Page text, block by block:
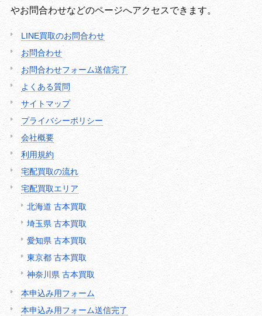
やお問合わせなどのページへアクセスできます。
LINE買取のお問合わせ
お問合わせ
お問合わせフォーム送信完了
よくある質問
サイトマップ
プライバシーポリシー
会社概要
利用規約
宅配買取の流れ
宅配買取エリア
北海道 古本買取
埼玉県 古本買取
愛知県 古本買取
東京都 古本買取
神奈川県 古本買取
本申込み用フォーム
本申込み用フォーム送信完了